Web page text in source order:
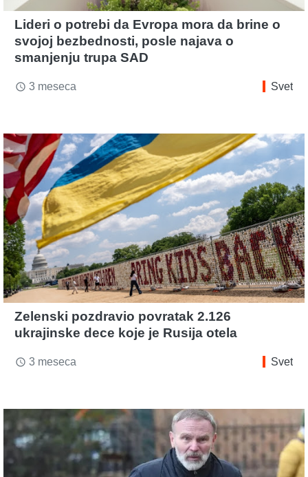
Lideri o potrebi da Evropa mora da brine o
svojoj bezbednosti, posle najava o
smanjenju trupa SAD
access_time 3 meseca Svet
Zelenski pozdravio povratak 2.126
ukrajinske dece koje je Rusija otela
access_time 3 meseca Svet